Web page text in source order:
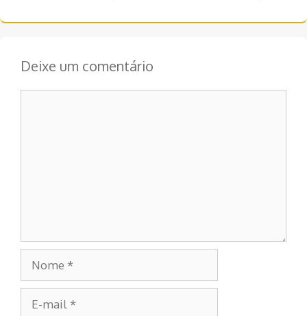
Deixe um comentário